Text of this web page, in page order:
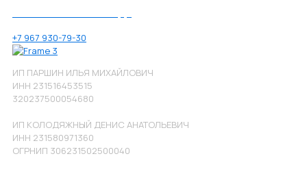
+7 967 930-79-30
ИП ПАРШИН ИЛЬЯ МИХАЙЛОВИЧ
ИНН 231516453515
320237500054680
ИП КОЛОДЯЖНЫЙ ДЕНИС АНАТОЛЬЕВИЧ
ИНН 231580971360
ОГРНИП 306231502500040